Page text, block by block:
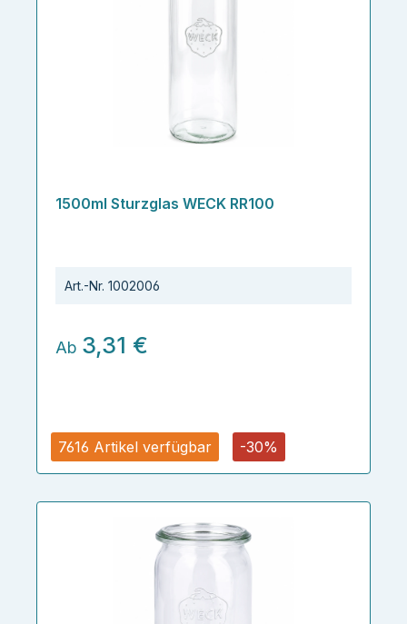
7616 Artikel verfügbar -30%
1500ml Sturzglas WECK RR100
Art.-Nr. 1002006
Ab 3,31 €